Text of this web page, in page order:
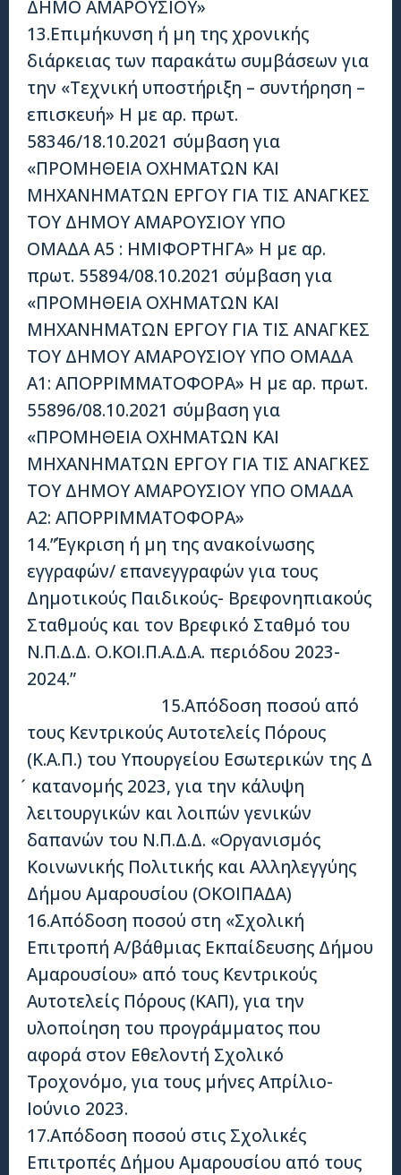
ΔΗΜΟ ΑΜΑΡΟΥΣΙΟΥ»
13.Επιμήκυνση ή μη της χρονικής
διάρκειας των παρακάτω συμβάσεων για
την «Τεχνική υποστήριξη – συντήρηση –
επισκευή» Η με αρ. πρωτ.
58346/18.10.2021 σύμβαση για
«ΠΡΟΜΗΘΕΙΑ ΟΧΗΜΑΤΩΝ ΚΑΙ
ΜΗΧΑΝΗΜΑΤΩΝ ΕΡΓΟΥ ΓΙΑ ΤΙΣ ΑΝΑΓΚΕΣ
ΤΟΥ ΔΗΜΟΥ ΑΜΑΡΟΥΣΙΟΥ ΥΠΟ
ΟΜΑΔΑ Α5 : ΗΜΙΦΟΡΤΗΓΑ» Η με αρ.
πρωτ. 55894/08.10.2021 σύμβαση για
«ΠΡΟΜΗΘΕΙΑ ΟΧΗΜΑΤΩΝ ΚΑΙ
ΜΗΧΑΝΗΜΑΤΩΝ ΕΡΓΟΥ ΓΙΑ ΤΙΣ ΑΝΑΓΚΕΣ
ΤΟΥ ΔΗΜΟΥ ΑΜΑΡΟΥΣΙΟΥ ΥΠΟ ΟΜΑΔΑ
Α1: ΑΠΟΡΡΙΜΜΑΤΟΦΟΡΑ» Η με αρ. πρωτ.
55896/08.10.2021 σύμβαση για
«ΠΡΟΜΗΘΕΙΑ ΟΧΗΜΑΤΩΝ ΚΑΙ
ΜΗΧΑΝΗΜΑΤΩΝ ΕΡΓΟΥ ΓΙΑ ΤΙΣ ΑΝΑΓΚΕΣ
ΤΟΥ ΔΗΜΟΥ ΑΜΑΡΟΥΣΙΟΥ ΥΠΟ ΟΜΑΔΑ
Α2: ΑΠΟΡΡΙΜΜΑΤΟΦΟΡΑ»
14.”Έγκριση ή μη της ανακοίνωσης
εγγραφών/ επανεγγραφών για τους
Δημοτικούς Παιδικούς- Βρεφονηπιακούς
Σταθμούς και τον Βρεφικό Σταθμό του
Ν.Π.Δ.Δ. Ο.ΚΟΙ.Π.Α.Δ.Α. περιόδου 2023-
2024.”
15.Απόδοση ποσού από
τους Κεντρικούς Αυτοτελείς Πόρους
(Κ.Α.Π.) του Υπουργείου Εσωτερικών της Δ
́ κατανομής 2023, για την κάλυψη
λειτουργικών και λοιπών γενικών
δαπανών του Ν.Π.Δ.Δ. «Οργανισμός
Κοινωνικής Πολιτικής και Αλληλεγγύης
Δήμου Αμαρουσίου (ΟΚΟΙΠΑΔΑ)
16.Απόδοση ποσού στη «Σχολική
Επιτροπή Α/βάθμιας Εκπαίδευσης Δήμου
Αμαρουσίου» από τους Κεντρικούς
Αυτοτελείς Πόρους (ΚΑΠ), για την
υλοποίηση του προγράμματος που
αφορά στον Εθελοντή Σχολικό
Τροχονόμο, για τους μήνες Απρίλιο-
Ιούνιο 2023.
17.Απόδοση ποσού στις Σχολικές
Επιτροπές Δήμου Αμαρουσίου από τους